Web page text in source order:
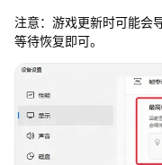
注意：游戏更新时可能会
等待恢复即可。